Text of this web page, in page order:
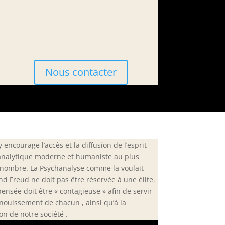
Nous contacter
encourage l’accès et la diffusion de l’esprit
moderne et humaniste au plus
La Psychanalyse comme la voulait
Freud ne doit pas être réservée à une élite.
doit être « contagieuse » afin de servir
de chacun , ainsi qu’à la
de notre société .